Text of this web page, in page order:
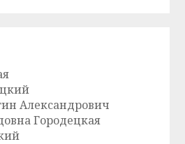
Александрович
Городецкая